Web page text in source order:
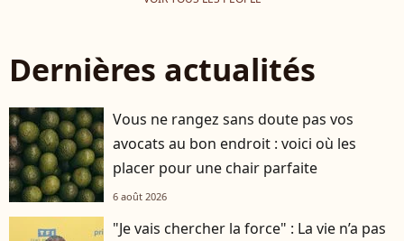
Dernières actualités
Vous ne rangez sans doute pas vos
avocats au bon endroit : voici où les
placer pour une chair parfaite
6 août 2026
"Je vais chercher la force" : La vie n’a pas